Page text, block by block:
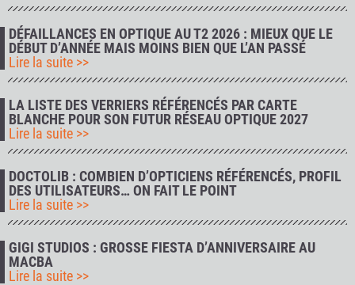
DÉFAILLANCES EN OPTIQUE AU T2 2026 : MIEUX QUE LE
DÉBUT D’ANNÉE MAIS MOINS BIEN QUE L’AN PASSÉ
Lire la suite >>
LA LISTE DES VERRIERS RÉFÉRENCÉS PAR CARTE
BLANCHE POUR SON FUTUR RÉSEAU OPTIQUE 2027
Lire la suite >>
DOCTOLIB : COMBIEN D’OPTICIENS RÉFÉRENCÉS, PROFIL
DES UTILISATEURS… ON FAIT LE POINT
Lire la suite >>
GIGI STUDIOS : GROSSE FIESTA D’ANNIVERSAIRE AU
MACBA
Lire la suite >>